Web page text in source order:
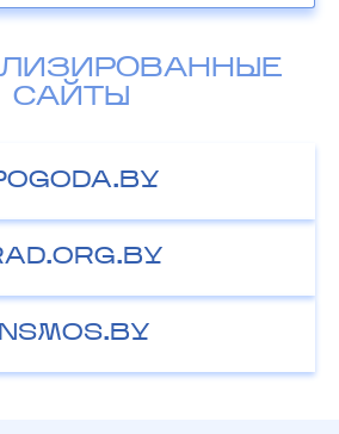
САЙТЫ
NSMOS.BY